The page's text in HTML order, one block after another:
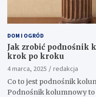
DOM I OGRÓD
Jak zrobić podnośnik
krok po kroku
4 marca, 2025
redakcja
Co to jest podnośnik
Podnośnik kolumnowy